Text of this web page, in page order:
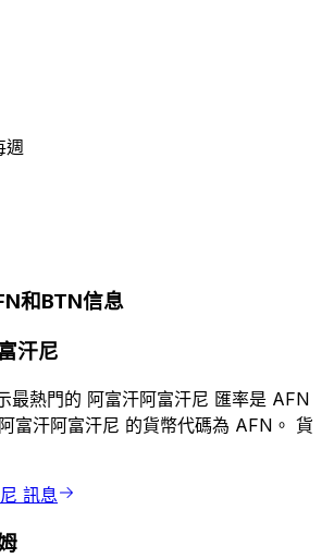
週
和BTN信息
汗尼
最熱門的 阿富汗阿富汗尼 匯率是 AFN
富汗阿富汗尼 的貨幣代碼為 AFN。 貨
訊息